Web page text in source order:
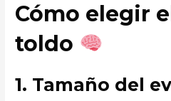
Cómo elegir
toldo
1. Tamaño del